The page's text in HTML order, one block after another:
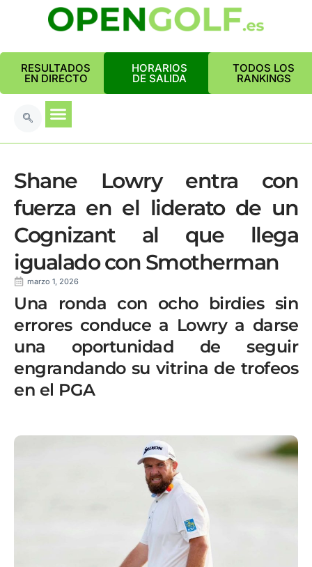
RESULTADOS
EN DIRECTO
HORARIOS
DE SALIDA
TODOS LOS
RANKINGS
Shane Lowry entra con
fuerza en el liderato de un
Cognizant al que llega
igualado con Smotherman
marzo 1, 2026
Una ronda con ocho birdies sin
errores conduce a Lowry a darse
una oportunidad de seguir
engrandando su vitrina de trofeos
en el PGA